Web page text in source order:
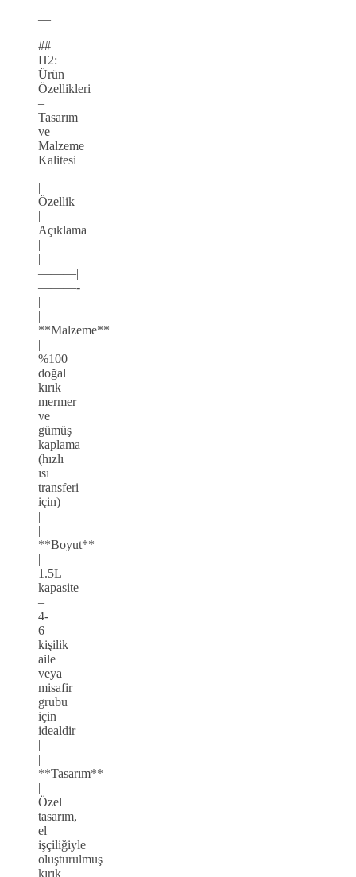
—
##
H2:
Ürün
Özellikleri
–
Tasarım
ve
Malzeme
Kalitesi
|
Özellik
|
Açıklama
|
|
———|
———-
|
|
**Malzeme**
|
%100
doğal
kırık
mermer
ve
gümüş
kaplama
(hızlı
ısı
transferi
için)
|
|
**Boyut**
|
1.5L
kapasite
–
4-
6
kişilik
aile
veya
misafir
grubu
için
idealdir
|
|
**Tasarım**
|
Özel
tasarım,
el
işçiliğiyle
oluşturulmuş
kırık